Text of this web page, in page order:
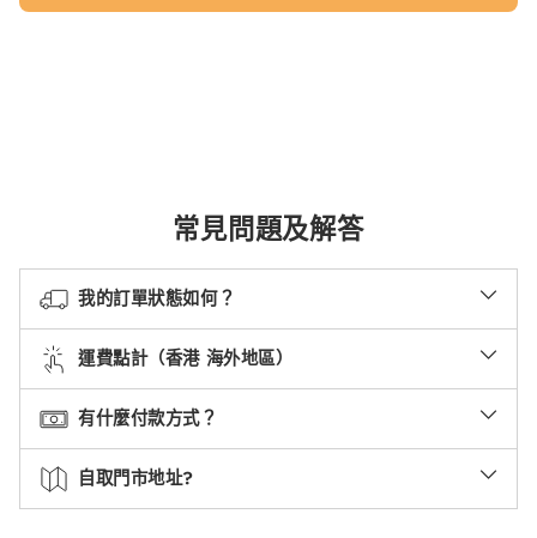
常見問題及解答
我的訂單狀態如何？
運費點計（香港 海外地區）
有什麼付款方式？
自取門市地址?